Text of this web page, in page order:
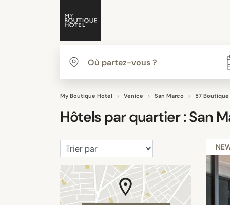
My Boutique Hotel Venice San Marco 57
Hôtels par quartier :San